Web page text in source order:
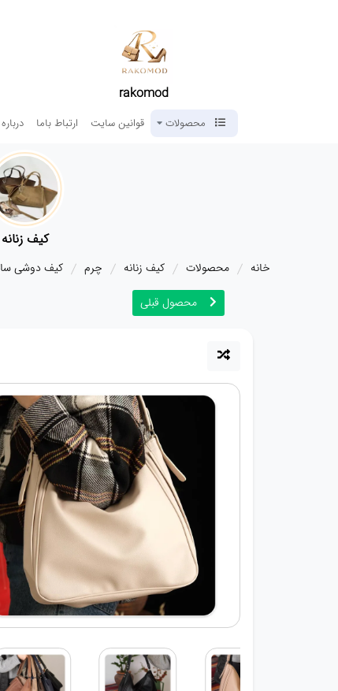
rakomod
محصولات قوانین سایت ارتباط باما
کیف زنانه
خانه محصولات کیف زنانه چرم
کیف دوشی سایز
محصول قبلی